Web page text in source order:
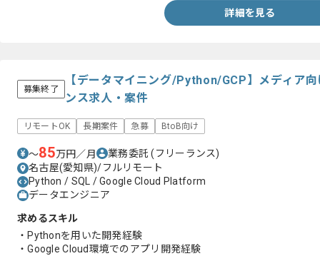
詳細を見る
募集終了
【データマイニング/Python/GCP】メディア
ンス求人・案件
リモートOK 長期案件 急募 BtoB向け
〜85万円／月 業務委託(フリーランス)
名古屋(愛知県)/フルリモート
Python / SQL / Google Cloud Platform
データエンジニア
求めるスキル
・Pythonを用いた開発経験
・Google Cloud環境でのアプリ開発経験